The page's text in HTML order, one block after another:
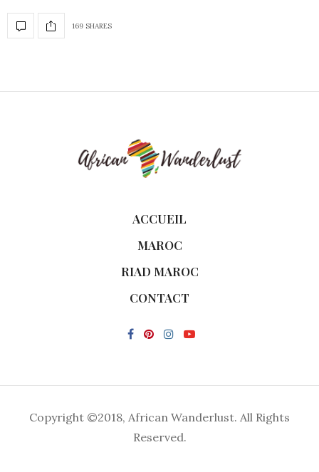
169 SHARES
ACCUEIL
MAROC
RIAD MAROC
CONTACT
Copyright ©2018, African Wanderlust. All Rights
Reserved.